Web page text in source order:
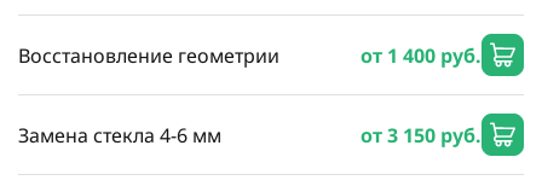
Восстановление геометрии от 1 400 руб.
Замена стекла 4-6 мм от 3 150 руб.